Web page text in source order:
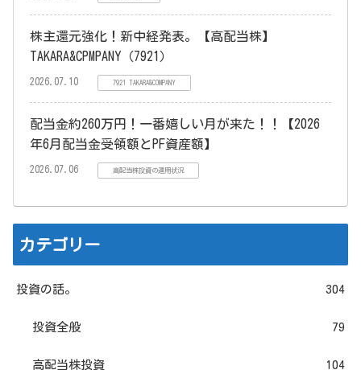
株主還元強化！新中経発表。【高配当株】
TAKARA&CPMPANY（7921）
2026.07.10 7921 TAKARA&COMPANY
配当金約260万円！一番嬉しい月が来た！！【2026
年6月配当金受領額とPF資産額】
2026.07.06 高配当株投資の運用状況
カテゴリー
投資の話。 304
投資全般 79
高配当株投資 104